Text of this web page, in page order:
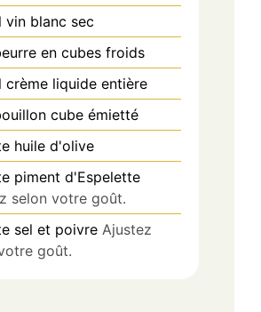
vin blanc sec
en cubes froids
crème liquide entière
cube émietté
huile d'olive
piment d'Espelette
selon votre goût.
sel et poivre Ajustez
goût.